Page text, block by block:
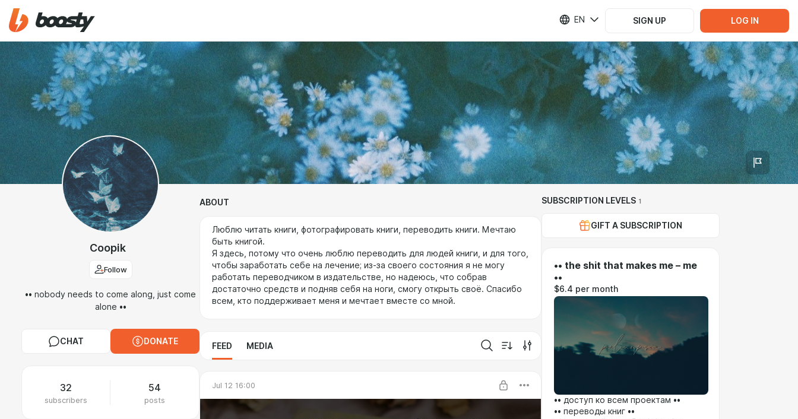
EN SIGN UP LOG IN
Coopik
Follow
•• nobody needs to come along, just come
alone ••
CHAT DONATE
32
subscribers
54
posts
ABOUT
Люблю читать книги, фотографировать книги, переводить книги. Мечтаю
быть книгой.
Я здесь, потому что очень люблю переводить для людей книги, и для того,
чтобы заработать себе на лечение; из-за своего состояния я не могу
работать переводчиком в издательстве, но надеюсь, что собрав
достаточно средств и подняв себя на ноги, смогу открыть своё. Спасибо
всем, кто поддерживает меня и мечтает вместе со мной.
FEED MEDIA
Jul 12 16:00
SUBSCRIPTION LEVELS 1
GIFT A SUBSCRIPTION
•• the shit that makes me – me
••
$6.4 per month
•• доступ ко всем проектам ••
•• переводы книг ••